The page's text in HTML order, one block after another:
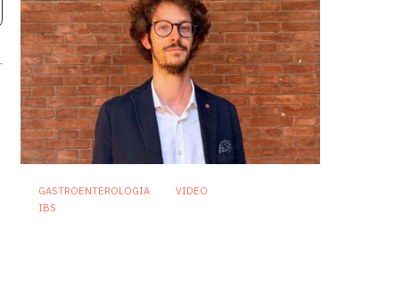
GASTROENTEROLOGIA
VIDEO
IBS